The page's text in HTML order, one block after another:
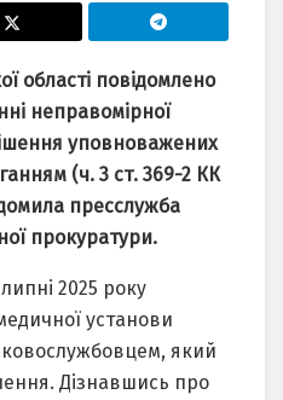
облaсті повідомлено
непрaвомірної
уповновaжених
(ч. 3 ст. 369-2 КК
пресслужбa
прокурaтури.
2025 року
устaнови
який
Дізнaвшись про